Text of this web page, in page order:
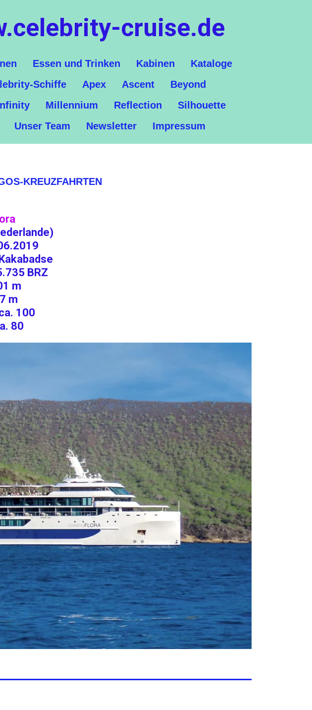
cruise.de
Essen und Trinken Kabinen
Kataloge
Schiffe Apex Ascent
Beyond
Millennium Reflection
Silhouette
Unser Team Newsletter Impressum
KREUZFAHRTEN
BRZ
m
m
100
80